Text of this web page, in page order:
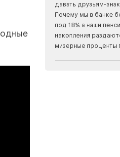
давать друзьям-
Почему мы в банке
под 18% а наши
накопления
мизерные проценты